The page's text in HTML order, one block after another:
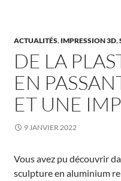
ACTUALITÉS, IMPRESSION 3D,
DE LA
EN
ET UNE
9 JANVIER 2022
Vous avez pu découvrir
sculpture en aluminium